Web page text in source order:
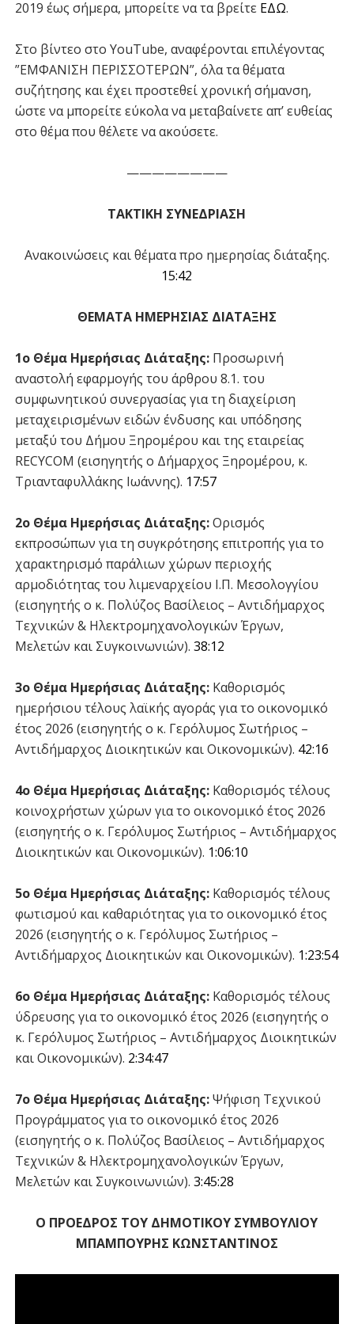
2019 έως σήμερα, μπορείτε να τα βρείτε ΕΔΩ.
Στο βίντεο στο YouTube, αναφέρονται επιλέγοντας
”ΕΜΦΑΝΙΣΗ ΠΕΡΙΣΣΟΤΕΡΩΝ”, όλα τα θέματα
συζήτησης και έχει προστεθεί χρονική σήμανση,
ώστε να μπορείτε εύκολα να μεταβαίνετε απ’ ευθείας
στο θέμα που θέλετε να ακούσετε.
————————
ΤΑΚΤΙΚΗ ΣΥΝΕΔΡΙΑΣΗ
Ανακοινώσεις και θέματα προ ημερησίας διάταξης.
15:42
ΘΕΜΑΤΑ ΗΜΕΡΗΣΙΑΣ ΔΙΑΤΑΞΗΣ
1ο Θέμα Ημερήσιας Διάταξης: Προσωρινή
αναστολή εφαρμογής του άρθρου 8.1. του
συμφωνητικού συνεργασίας για τη διαχείριση
μεταχειρισμένων ειδών ένδυσης και υπόδησης
μεταξύ του Δήμου Ξηρομέρου και της εταιρείας
RECYCOM (εισηγητής ο Δήμαρχος Ξηρομέρου, κ.
Τριανταφυλλάκης Ιωάννης). 17:57
2ο Θέμα Ημερήσιας Διάταξης:Ορισμός
εκπροσώπων για τη συγκρότησης επιτροπής για το
χαρακτηρισμό παράλιων χώρων περιοχής
αρμοδιότητας του λιμεναρχείου Ι.Π. Μεσολογγίου
(εισηγητής ο κ. Πολύζος Βασίλειος – Αντιδήμαρχος
Τεχνικών & Ηλεκτρομηχανολογικών Έργων,
Μελετών και Συγκοινωνιών). 38:12
3ο Θέμα Ημερήσιας Διάταξης:Καθορισμός
ημερήσιου τέλους λαϊκής αγοράς για το οικονομικό
έτος 2026 (εισηγητής ο κ. Γερόλυμος Σωτήριος –
Αντιδήμαρχος Διοικητικών και Οικονομικών). 42:16
4ο Θέμα Ημερήσιας Διάταξης:Καθορισμός τέλους
κοινοχρήστων χώρων για το οικονομικό έτος 2026
(εισηγητής ο κ. Γερόλυμος Σωτήριος – Αντιδήμαρχος
Διοικητικών και Οικονομικών). 1:06:10
5ο Θέμα Ημερήσιας Διάταξης: Καθορισμός τέλους
φωτισμού και καθαριότητας για το οικονομικό έτος
2026 (εισηγητής ο κ. Γερόλυμος Σωτήριος –
Αντιδήμαρχος Διοικητικών και Οικονομικών). 1:23:54
6ο Θέμα Ημερήσιας Διάταξης: Καθορισμός τέλους
ύδρευσης για το οικονομικό έτος 2026 (εισηγητής ο
κ. Γερόλυμος Σωτήριος – Αντιδήμαρχος Διοικητικών
και Οικονομικών). 2:34:47
7ο Θέμα Ημερήσιας Διάταξης:Ψήφιση Τεχνικού
Προγράμματος για το οικονομικό έτος 2026
(εισηγητής ο κ. Πολύζος Βασίλειος – Αντιδήμαρχος
Τεχνικών & Ηλεκτρομηχανολογικών Έργων,
Μελετών και Συγκοινωνιών). 3:45:28
Ο ΠΡΟΕΔΡΟΣ ΤΟΥ ΔΗΜΟΤΙΚΟΥ ΣΥΜΒΟΥΛΙΟΥ
ΜΠΑΜΠΟΥΡΗΣ ΚΩΝΣΤΑΝΤΙΝΟΣ